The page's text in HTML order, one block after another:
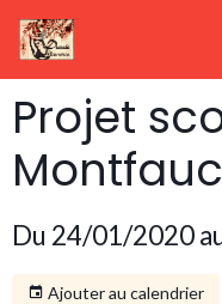
Projet
Du 24/01/2020
Ajouter au calendrier